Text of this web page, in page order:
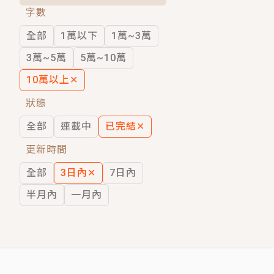
穿越｜《穿越遠古後成了野人娘子》你
字數
全部
1萬以下
1萬~3萬
3萬~5萬
5萬~10萬
10萬以上 ✕
狀態
全部
連載中 已完結✕
更新時間
全部
3日內 ✕
7日內
半月內
一月內